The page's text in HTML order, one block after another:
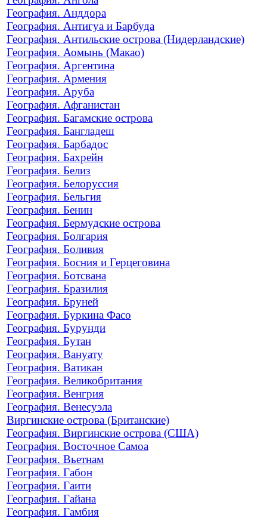
География. Анддора
География. Антигуа и Барбуда
География. Антильские острова (Нидерландские)
География. Аомынь (Макао)
География. Аргентина
География. Армения
География. Аруба
География. Афганистан
География. Багамские острова
География. Бангладеш
География. Барбадос
География. Бахрейн
География. Белиз
География. Белоруссия
География. Бельгия
География. Бенин
География. Бермудские острова
География. Болгария
География. Боливия
География. Босния и Герцеговина
География. Ботсвана
География. Бразилия
География. Бруней
География. Буркина Фасо
География. Бурунди
География. Бутан
География. Вануату
География. Ватикан
География. Великобритания
География. Венгрия
География. Венесуэла
Виргинские острова (Британские)
География. Виргинские острова (США)
География. Восточное Самоа
География. Вьетнам
География. Габон
География. Гаити
География. Гайана
География. Гамбия